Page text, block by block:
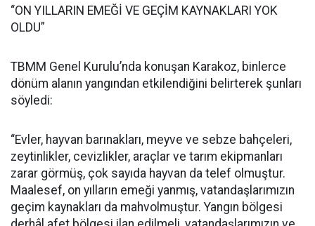
“ON YILLARIN EMEĞİ VE GEÇİM KAYNAKLARI YOK
OLDU”
TBMM Genel Kurulu’nda konuşan Karakoz, binlerce
dönüm alanın yangından etkilendiğini belirterek şunları
söyledi:
“Evler, hayvan barınakları, meyve ve sebze bahçeleri,
zeytinlikler, cevizlikler, araçlar ve tarım ekipmanları
zarar görmüş, çok sayıda hayvan da telef olmuştur.
Maalesef, on yılların emeği yanmış, vatandaşlarımızın
geçim kaynakları da mahvolmuştur. Yangın bölgesi